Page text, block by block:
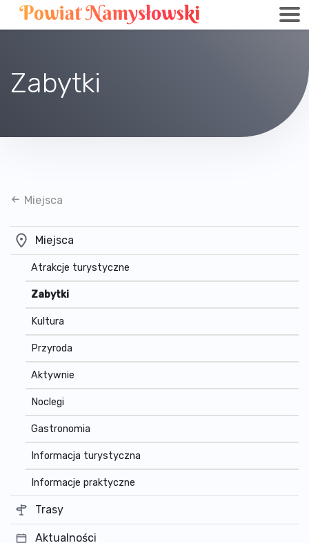
Zabytki
Miejsca
Miejsca
Atrakcje turystyczne
Zabytki
Kultura
Przyroda
Aktywnie
Noclegi
Gastronomia
Informacja turystyczna
Informacje praktyczne
Trasy
Aktualności